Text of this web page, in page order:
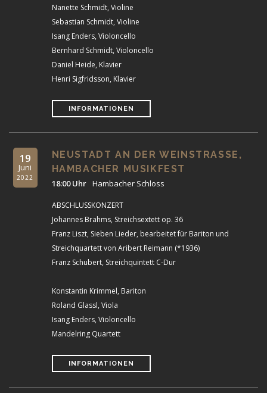
Nanette Schmidt, Violine
Sebastian Schmidt, Violine
Isang Enders, Violoncello
Bernhard Schmidt, Violoncello
Daniel Heide, Klavier
Henri Sigfridsson, Klavier
INFORMATIONEN
19
Juni
2022
NEUSTADT AN DER WEINSTRASSE,
HAMBACHER MUSIKFEST
18:00 Uhr Hambacher Schloss
ABSCHLUSSKONZERT
Johannes Brahms, Streichsextett op. 36
Franz Liszt, Sieben Lieder, bearbeitet für Bariton und
Streichquartett von Aribert Reimann (*1936)
Franz Schubert, Streichquintett C-Dur
Konstantin Krimmel, Bariton
Roland Glassl, Viola
Isang Enders, Violoncello
Mandelring Quartett
INFORMATIONEN